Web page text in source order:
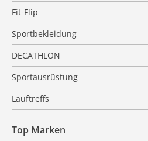
Fit-Flip
Sportbekleidung
DECATHLON
Sportausrüstung
Lauftreffs
Top Marken